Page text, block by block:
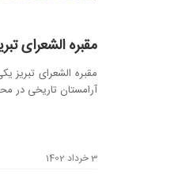
مقبره الشعرای
مقبره الشعرای تبریز
آرامستان تاریخی در
3 خرداد 1402